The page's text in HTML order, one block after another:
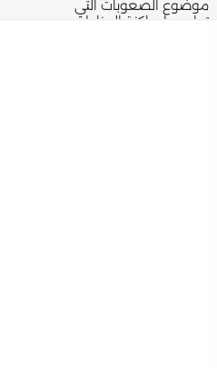
موضوع الصعوبات التي
تواجهها ساكنة المناطق